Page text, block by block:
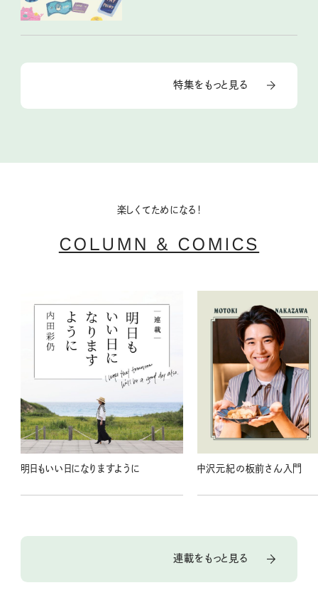
特集をもっと見る
楽しくてためになる！
COLUMN & COMICS
明日もいい日になりますように 中沢元紀の板前さん入門
連載をもっと見る